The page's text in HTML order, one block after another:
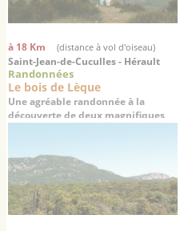
à 18 Km (distance à vol d'oiseau)
Saint-Jean-de-Cuculles - Hérault
Randonnées
Le bois de Lèque
Une agréable randonnée à la
découverte de deux magnifiques